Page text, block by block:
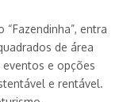
entra
de área
e opções
e rentável.